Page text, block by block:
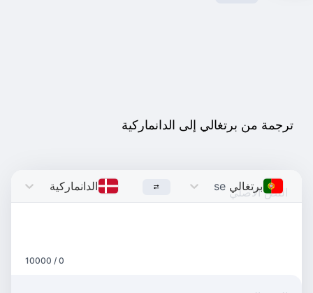
ترجمة من برتغالي إلى الدانماركية
برتغالي Portuguese الدانماركية Danish
0 / 10000